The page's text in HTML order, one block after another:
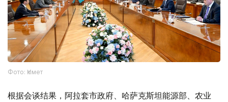
Фото: Үкімет
根据会谈结果，阿拉套市政府、哈萨克斯坦能源部、农业